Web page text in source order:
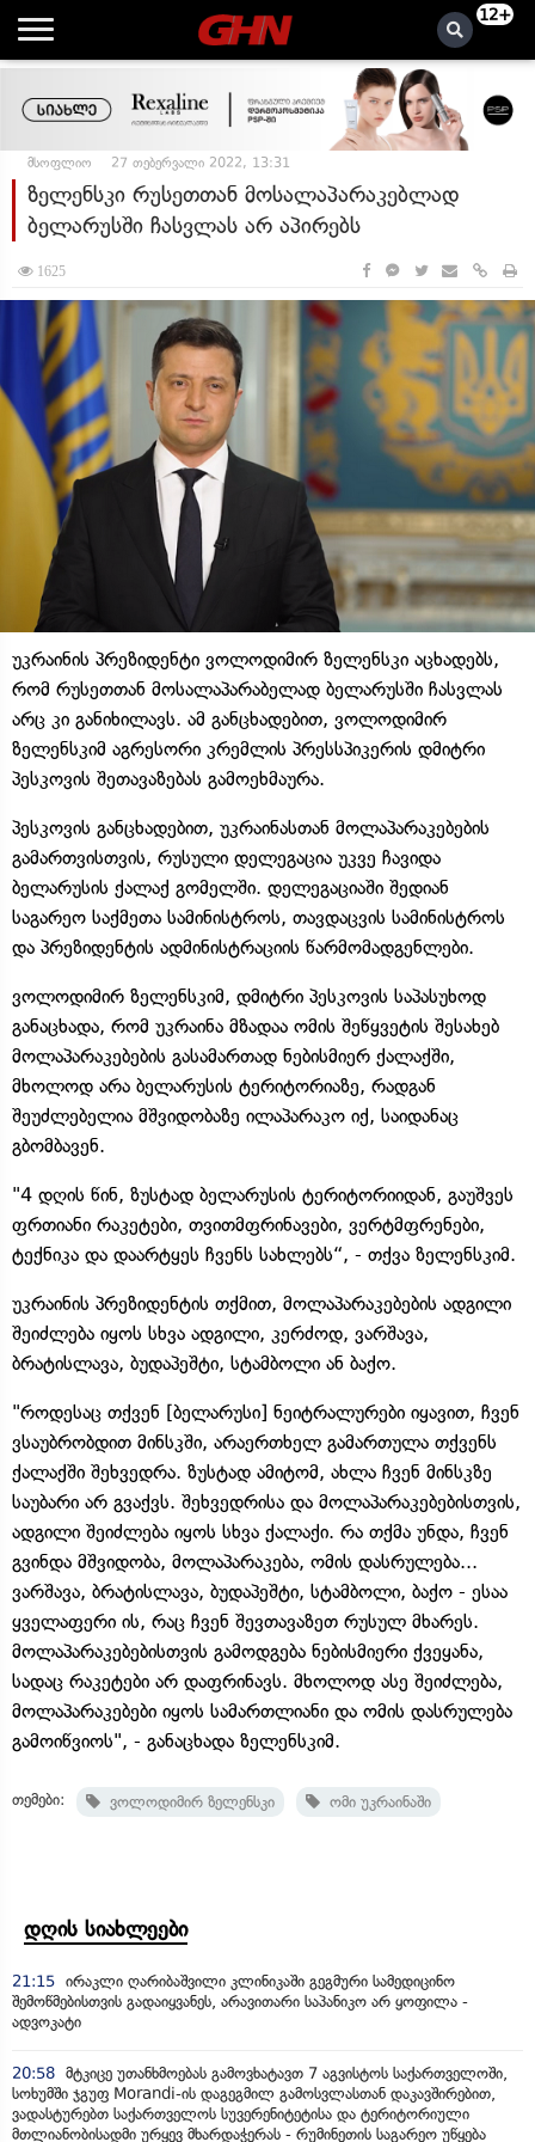
12+
მსოფლიო 27 თებერვალი 2022, 13:31
ზელენსკი რუსეთთან მოსალაპარაკებლად
ბელარუსში ჩასვლას არ აპირებს
1625
უკრაინის პრეზიდენტი ვოლოდიმირ ზელენსკი აცხადებს,
რომ რუსეთთან მოსალაპარაბელად ბელარუსში ჩასვლას
არც კი განიხილავს. ამ განცხადებით, ვოლოდიმირ
ზელენსკიმ აგრესორი კრემლის პრესსპიკერის დმიტრი
პესკოვის შეთავაზებას გამოეხმაურა.
პესკოვის განცხადებით, უკრაინასთან მოლაპარაკებების
გამართვისთვის, რუსული დელეგაცია უკვე ჩავიდა
ბელარუსის ქალაქ გომელში. დელეგაციაში შედიან
საგარეო საქმეთა სამინისტროს, თავდაცვის სამინისტროს
და პრეზიდენტის ადმინისტრაციის წარმომადგენლები.
ვოლოდიმირ ზელენსკიმ, დმიტრი პესკოვის საპასუხოდ
განაცხადა, რომ უკრაინა მზადაა ომის შეწყვეტის შესახებ
მოლაპარაკებების გასამართად ნებისმიერ ქალაქში,
მხოლოდ არა ბელარუსის ტერიტორიაზე, რადგან
შეუძლებელია მშვიდობაზე ილაპარაკო იქ, საიდანაც
გბომბავენ.
"4 დღის წინ, ზუსტად ბელარუსის ტერიტორიიდან, გაუშვეს
ფრთიანი რაკეტები, თვითმფრინავები, ვერტმფრენები,
ტექნიკა და დაარტყეს ჩვენს სახლებს“, - თქვა ზელენსკიმ.
უკრაინის პრეზიდენტის თქმით, მოლაპარაკებების ადგილი
შეიძლება იყოს სხვა ადგილი, კერძოდ, ვარშავა,
ბრატისლავა, ბუდაპეშტი, სტამბოლი ან ბაქო.
"როდესაც თქვენ [ბელარუსი] ნეიტრალურები იყავით, ჩვენ
ვსაუბრობდით მინსკში, არაერთხელ გამართულა თქვენს
ქალაქში შეხვედრა. ზუსტად ამიტომ, ახლა ჩვენ მინსკზე
საუბარი არ გვაქვს. შეხვედრისა და მოლაპარაკებებისთვის,
ადგილი შეიძლება იყოს სხვა ქალაქი. რა თქმა უნდა, ჩვენ
გვინდა მშვიდობა, მოლაპარაკება, ომის დასრულება...
ვარშავა, ბრატისლავა, ბუდაპეშტი, სტამბოლი, ბაქო - ესაა
ყველაფერი ის, რაც ჩვენ შევთავაზეთ რუსულ მხარეს.
მოლაპარაკებებისთვის გამოდგება ნებისმიერი ქვეყანა,
სადაც რაკეტები არ დაფრინავს. მხოლოდ ასე შეიძლება,
მოლაპარაკებები იყოს სამართლიანი და ომის დასრულება
გამოიწვიოს", - განაცხადა ზელენსკიმ.
თემები: ვოლოდიმირ ზელენსკი ომი უკრაინაში
დღის სიახლეები
21:15 ირაკლი ღარიბაშვილი კლინიკაში გეგმური სამედიცინო
შემოწმებისთვის გადაიყვანეს, არავითარი საპანიკო არ ყოფილა -
ადვოკატი
20:58 მტკიცე უთანხმოებას გამოვხატავთ 7 აგვისტოს საქართველოში,
სოხუმში ჯგუფ Morandi-ის დაგეგმილ გამოსვლასთან დაკავშირებით,
ვადასტურებთ საქართველოს სუვერენიტეტისა და ტერიტორიული
მთლიანობისადმი ურყევ მხარდაჭერას - რუმინეთის საგარეო უწყება